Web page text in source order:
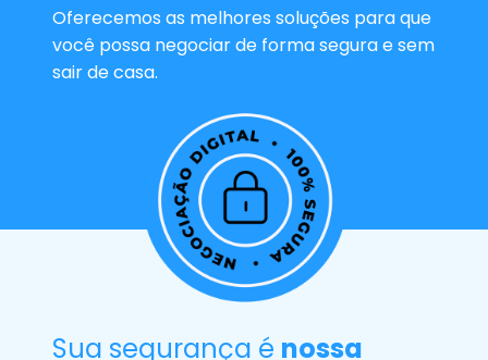
Oferecemos as melhores soluções para que
você possa negociar de forma segura e sem
sair de casa.
Sua segurança é nossa